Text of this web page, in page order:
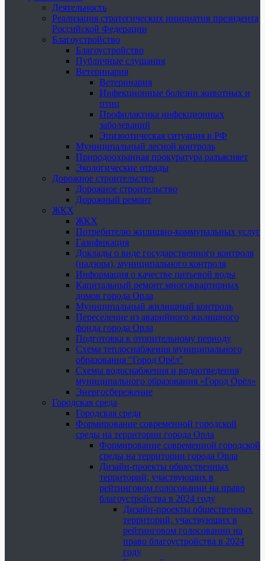
Деятельность
Реализация стратегических инициатив президента
Российской Федерации
Благоустройство
Благоустройство
Публичные слушания
Ветеринария
Ветеринария
Инфекционные болезни животных и
птиц
Профилактика инфекционных
заболеваний
Эпизоотическая ситуация в РФ
Муниципальный лесной контроль
Природоохранная прокуратура разъясняет
Экологические отряды
Дорожное строительство
Дорожное строительство
Дорожный ремонт
ЖКХ
ЖКХ
Потребителю жилищно-коммунальных услуг
Газификация
Доклады о виде государственного контроля
(надзора), муниципального контроля
Информация о качестве питьевой воды
Капитальный ремонт многоквартирных
домов города Орла
Муниципальный жилищный контроль
Переселение из аварийного жилищного
фонда города Орла
Подготовка к отопительному периоду
Схема теплоснабжения муниципального
образования "Город Орёл"
Схемы водоснабжения и водоотведения
муниципального образования «Город Орёл»
Энергосбережение
Городская среда
Городская среда
Формирование современной городской
среды на территории города Орла
Формирование современной городской
среды на территории города Орла
Дизайн-проекты общественных
территорий, участвующих в
рейтинговом голосовании на право
благоустройства в 2024 году
Дизайн-проекты общественных
территорий, участвующих в
рейтинговом голосовании на
право благоустройства в 2024
году